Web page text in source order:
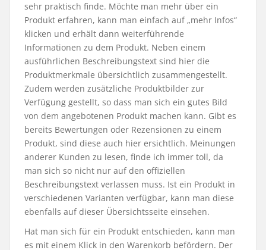
sehr praktisch finde. Möchte man mehr über ein
Produkt erfahren, kann man einfach auf „mehr Infos“
klicken und erhält dann weiterführende
Informationen zu dem Produkt. Neben einem
ausführlichen Beschreibungstext sind hier die
Produktmerkmale übersichtlich zusammengestellt.
Zudem werden zusätzliche Produktbilder zur
Verfügung gestellt, so dass man sich ein gutes Bild
von dem angebotenen Produkt machen kann. Gibt es
bereits Bewertungen oder Rezensionen zu einem
Produkt, sind diese auch hier ersichtlich. Meinungen
anderer Kunden zu lesen, finde ich immer toll, da
man sich so nicht nur auf den offiziellen
Beschreibungstext verlassen muss. Ist ein Produkt in
verschiedenen Varianten verfügbar, kann man diese
ebenfalls auf dieser Übersichtsseite einsehen.
Hat man sich für ein Produkt entschieden, kann man
es mit einem Klick in den Warenkorb befördern. Der